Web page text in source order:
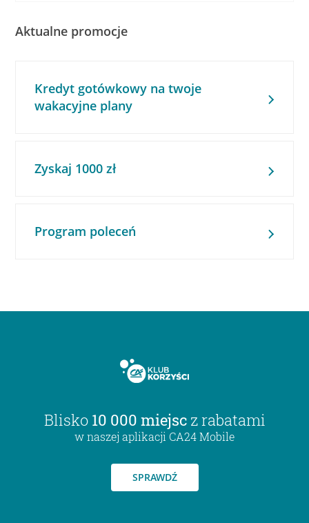
Aktualne promocje
Kredyt gotówkowy na twoje
wakacyjne plany
Zyskaj 1000 zł
Program poleceń
Blisko 10 000 miejsc z rabatami
w naszej aplikacji CA24 Mobile
SPRAWDŹ